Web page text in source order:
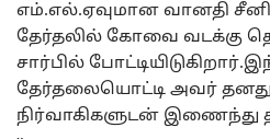
எம்.எல்.ஏவுமான வானதி
தேர்தலில் கோவை வடக்கு
சார்பில்
தேர்தலையொட்டி அவர் தனது
நிர்வாகிகளுடன் இணைந்து